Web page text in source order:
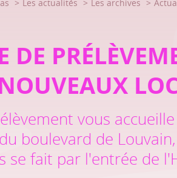
Les actualités Les archives
DE
vous
boulevard de
se fait par l'entrée de